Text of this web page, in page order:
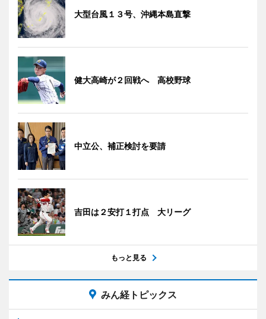
大型台風１３号、沖縄本島直撃
健大高崎が２回戦へ 高校野球
中立公、補正検討を要請
吉田は２安打１打点 大リーグ
もっと見る
みん経トピックス